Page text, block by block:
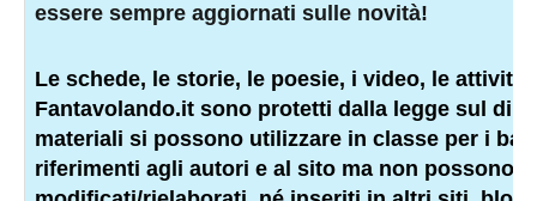
essere sempre aggiornati sulle novità!
Le schede, le storie, le poesie, i video, le attività
Fantavolando.it sono protetti dalla legge sul
materiali si possono utilizzare in classe per i
riferimenti agli autori e al sito ma non possono